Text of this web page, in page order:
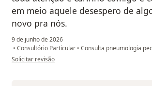
em meio aquele desespero de
novo pra nós.
9 de junho de 2026
• Consultório Particular • Consulta pneumologia
na opinião do utilizador Bruna Passos
Solicitar revisão